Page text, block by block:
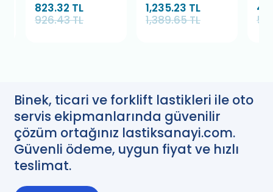
823.32 TL
926.43 TL
1,235.23 TL
1,389.65 TL
Binek, ticari ve forklift lastikleri ile oto
servis ekipmanlarında güvenilir
çözüm ortağınız lastiksanayi.com.
Güvenli ödeme, uygun fiyat ve hızlı
teslimat.